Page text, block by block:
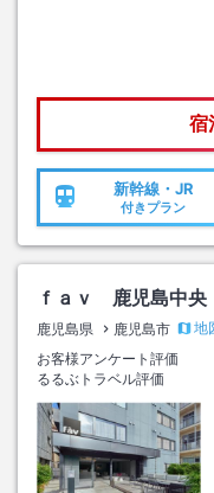
宿
新幹線・JR
付きプラン
ｆａｖ 鹿児島中央
鹿児島県 鹿児島市
地
お客様アンケート評価
るるぶトラベル評価